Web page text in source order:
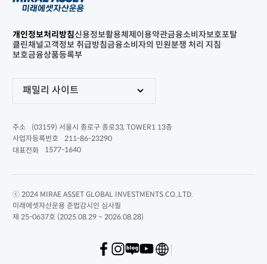
개인정보처리방침신용정보활용체제 이용약관금융소비자보호포탈
클린채널고객정보 취급방침금융소비자의 민원분쟁 처리 지침
보호금융상품등록부
패밀리 사이트
주소
(03159) 서울시 종로구 종로33, TOWER1 13층
사업자등록번호
211-86-23290
대표전화
1577-1640
ⓒ 2024 MIRAE ASSET GLOBAL INVESTMENTS CO.,LTD.
미래에셋자산운용 준법감시인 심사필
제 25-0637호 (2025.08.29 ~ 2026.08.28)